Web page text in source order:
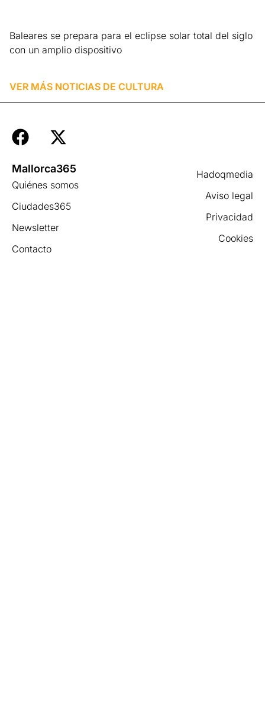
Baleares se prepara para el eclipse solar total del siglo
con un amplio dispositivo
VER MÁS NOTICIAS DE CULTURA
Hadoqmedia
Aviso legal
Privacidad
Cookies
Mallorca365
Quiénes somos
Ciudades365
Newsletter
Contacto